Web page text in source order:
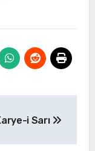
i Sarı